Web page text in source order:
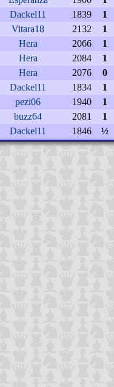
Dackel11 1839
1
Vitara18 2132
1
Hera 2066
1
Hera 2084
1
Hera 2076
0
Dackel11 1834
1
pezi06 1940
1
buzz64 2081
1
Dackel11 1846 ½